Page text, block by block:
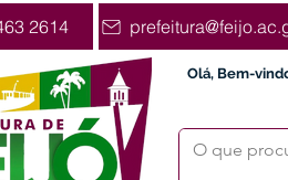
2614
Olá, Bem-